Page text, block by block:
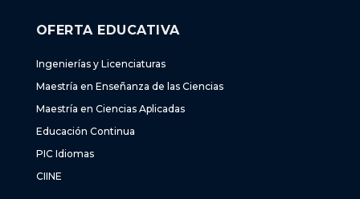
OFERTA EDUCATIVA
Ingenierías y Licenciaturas
Maestría en Enseñanza de las Ciencias
Maestría en Ciencias Aplicadas
Educación Continua
PIC Idiomas
CIINE